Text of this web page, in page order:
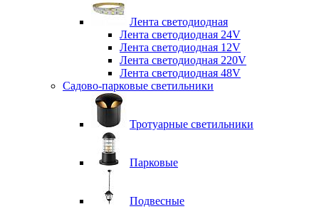
Лента светодиодная
Лента светодиодная 24V
Лента светодиодная 12V
Лента светодиодная 220V
Лента светодиодная 48V
Садово-парковые светильники
Тротуарные светильники
Парковые
Подвесные